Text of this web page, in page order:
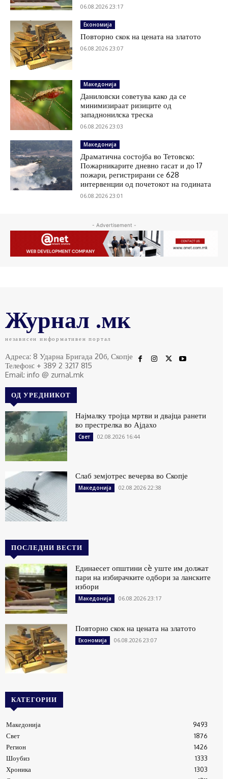
06.08.2026 23:17
Економија
Повторно скок на цената на златото
06.08.2026 23:07
Македонија
Даниловски советува како да се
минимизираат ризиците од
западнонилска треска
06.08.2026 23:03
Македонија
Драматична состојба во Тетовско:
Пожарникарите дневно гасат и до 17
пожари, регистрирани се 628
интервенции од почетокот на годината
06.08.2026 23:01
- Advertisement -
Журнал .мк
независен информативен портал
Адреса: 8 Ударна Бригада 20б, Скопје
Телефон: + 389 2 3217 815
Email: info @ zurnal.mk
ОД УРЕДНИКОТ
Најмалку тројца мртви и двајца ранети
во престрелка во Ајдахо
Свет 02.08.2026 16:44
Слаб земјотрес вечерва во Скопје
Македонија 02.08.2026 22:38
ПОСЛЕДНИ ВЕСТИ
Единаесет општини сè уште им должат
пари на избирачките одбори за ланските
избори
Македонија 06.08.2026 23:17
Повторно скок на цената на златото
Економија 06.08.2026 23:07
КАТЕГОРИИ
Македонија
9493
Свет
1876
Регион
1426
Шоубиз
1333
Хроника
1303